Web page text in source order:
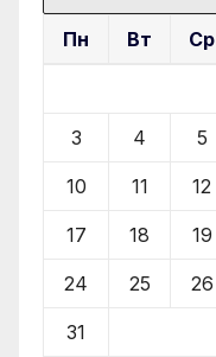
Пн Вт Ср
3 4 5
10 11 12
17 18 19
24 25 26
31